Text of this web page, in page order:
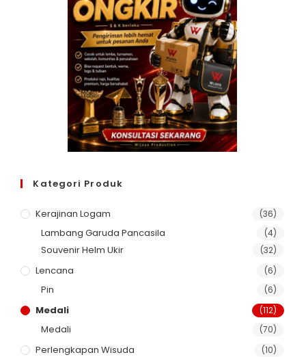
Kategori Produk
Kerajinan Logam (36)
Lambang Garuda Pancasila (4)
Souvenir Helm Ukir (32)
Lencana (6)
Pin (6)
Medali (112)
Medali (70)
Perlengkapan Wisuda (10)